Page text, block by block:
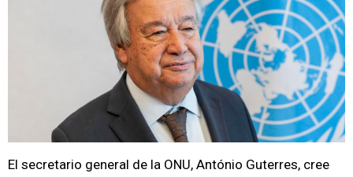
El secretario general de la ONU, António Guterres, cree